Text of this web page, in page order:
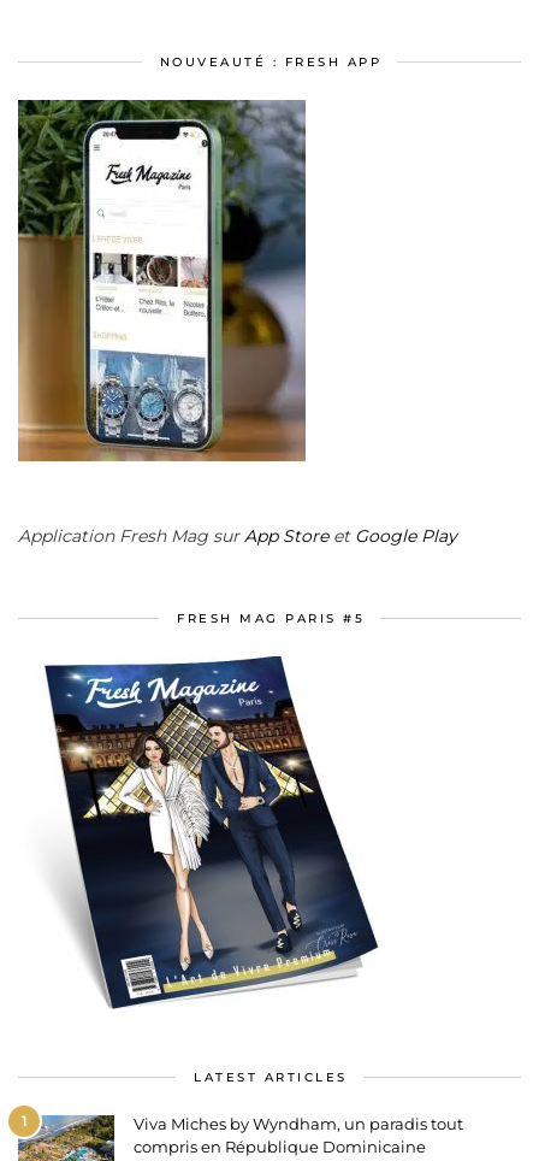
NOUVEAUTÉ : FRESH APP
Application Fresh Mag surApp Storeet Google Play
FRESH MAG PARIS #5
LATEST ARTICLES
1
Viva Miches by Wyndham, un paradis tout
compris en République Dominicaine